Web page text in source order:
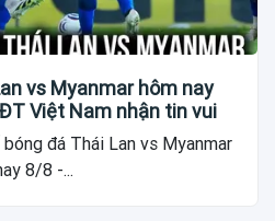
vs Myanmar hôm nay
Việt Nam nhận tin vui
đá Thái Lan vs Myanmar
8/8 -...